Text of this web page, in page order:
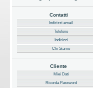
Contatti
Indirizzi email
Telefono
Indirizzi
Chi Siamo
Cliente
Miei Dati
Ricorda Password